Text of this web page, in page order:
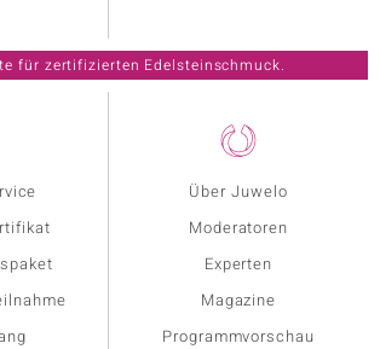
Über Juwelo
Moderatoren
Experten
Magazine
Programmvorschau
für zertifizierten Edelsteinschmuck.